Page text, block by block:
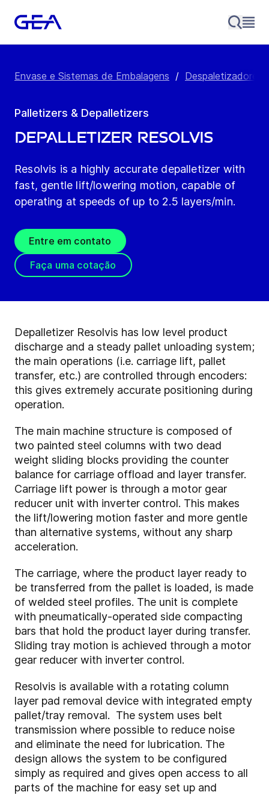
Envase e Sistemas de Embalagens / Despaletizadores
Palletizers & Depalletizers
Depalletizer Resolvis
Resolvis is a highly accurate depalletizer with
fast, gentle lift/lowering motion, capable of
operating at speeds of up to 2.5 layers/min.
Entre em contato
Faça uma cotação
Depalletizer Resolvis has low level product
discharge and a steady pallet unloading system;
the main operations (i.e. carriage lift, pallet
transfer, etc.) are controlled through encoders:
this gives extremely accurate positioning during
operation.
The main machine structure is composed of
two painted steel columns with two dead
weight sliding blocks providing the counter
balance for carriage offload and layer transfer.
Carriage lift power is through a motor gear
reducer unit with inverter control. This makes
the lift/lowering motion faster and more gentle
than alternative systems, without any sharp
acceleration.
The carriage, where the product layer ready to
be transferred from the pallet is loaded, is made
of welded steel profiles. The unit is complete
with pneumatically-operated side compacting
bars that hold the product layer during transfer.
Sliding tray motion is achieved through a motor
gear reducer with inverter control.
Resolvis is available with a rotating column
layer pad removal device with integrated empty
pallet/tray removal. The system uses belt
transmission where possible to reduce noise
and eliminate the need for lubrication. The
design allows the system to be configured
simply as required and gives open access to all
parts of the machine for easy set up and